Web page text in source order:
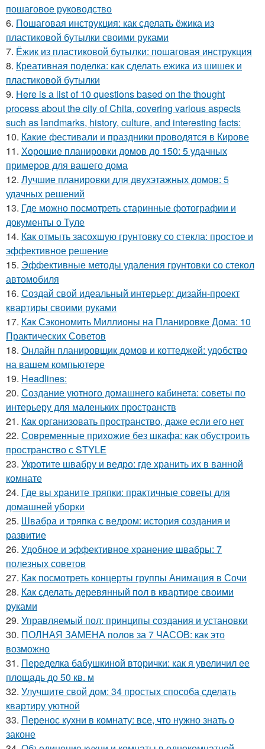
пошаговое руководство
6. Пошаговая инструкция: как сделать ёжика из
пластиковой бутылки своими руками
7. Ёжик из пластиковой бутылки: пошаговая инструкция
8. Креативная поделка: как сделать ежика из шишек и
пластиковой бутылки
9. Here is a list of 10 questions based on the thought
process about the city of Chita, covering various aspects
such as landmarks, history, culture, and interesting facts:
10. Какие фестивали и праздники проводятся в Кирове
11. Хорошие планировки домов до 150: 5 удачных
примеров для вашего дома
12. Лучшие планировки для двухэтажных домов: 5
удачных решений
13. Где можно посмотреть старинные фотографии и
документы о Туле
14. Как отмыть засохшую грунтовку со стекла: простое и
эффективное решение
15. Эффективные методы удаления грунтовки со стекол
автомобиля
16. Создай свой идеальный интерьер: дизайн-проект
квартиры своими руками
17. Как Сэкономить Миллионы на Планировке Дома: 10
Практических Советов
18. Онлайн планировщик домов и коттеджей: удобство
на вашем компьютере
19. Headlines:
20. Создание уютного домашнего кабинета: советы по
интерьеру для маленьких пространств
21. Как организовать пространство, даже если его нет
22. Современные прихожие без шкафа: как обустроить
пространство с STYLE
23. Укротите швабру и ведро: где хранить их в ванной
комнате
24. Где вы храните тряпки: практичные советы для
домашней уборки
25. Швабра и тряпка с ведром: история создания и
развитие
26. Удобное и эффективное хранение швабры: 7
полезных советов
27. Как посмотреть концерты группы Анимация в Сочи
28. Как сделать деревянный пол в квартире своими
руками
29. Управляемый пол: принципы создания и установки
30. ПОЛНАЯ ЗАМЕНА полов за 7 ЧАСОВ: как это
возможно
31. Переделка бабушкиной вторички: как я увеличил ее
площадь до 50 кв. м
32. Улучшите свой дом: 34 простых способа сделать
квартиру уютной
33. Перенос кухни в комнату: все, что нужно знать о
законе